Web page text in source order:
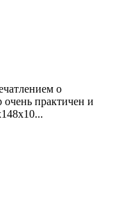
о
очень практичен и